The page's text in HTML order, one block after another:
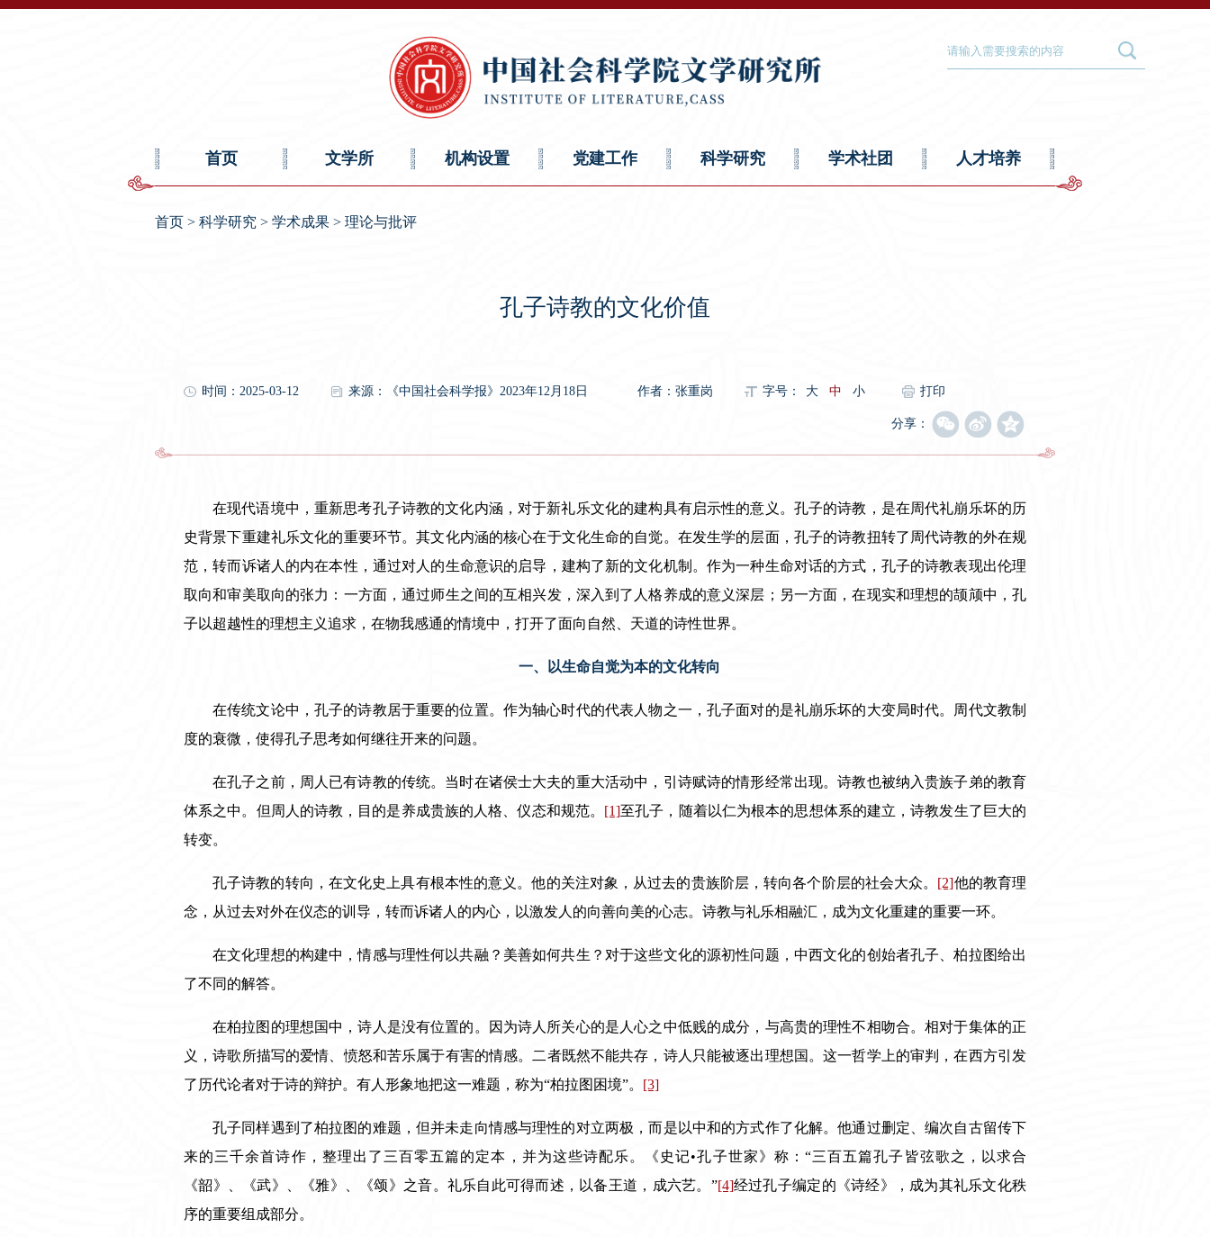
首页 文学所 机构设置 党建工作 科学研究 学术社团 人才培养
首页 > 科学研究 > 学术成果 > 理论与批评
孔子诗教的文化价值
时间：2025-03-12 来源：《中国社会科学报》2023年12月18日 作者：张重岗 字号： 大 中 小 打印
分享：
在现代语境中，重新思考孔子诗教的文化内涵，对于新礼乐文化的建构具有启示性的意义。孔子的诗教，是在周代礼崩乐坏的历
史背景下重建礼乐文化的重要环节。其文化内涵的核心在于文化生命的自觉。在发生学的层面，孔子的诗教扭转了周代诗教的外在规
范，转而诉诸人的内在本性，通过对人的生命意识的启导，建构了新的文化机制。作为一种生命对话的方式，孔子的诗教表现出伦理
取向和审美取向的张力：一方面，通过师生之间的互相兴发，深入到了人格养成的意义深层；另一方面，在现实和理想的颉颃中，孔
子以超越性的理想主义追求，在物我感通的情境中，打开了面向自然、天道的诗性世界。
一、以生命自觉为本的文化转向
在传统文论中，孔子的诗教居于重要的位置。作为轴心时代的代表人物之一，孔子面对的是礼崩乐坏的大变局时代。周代文教制
度的衰微，使得孔子思考如何继往开来的问题。
在孔子之前，周人已有诗教的传统。当时在诸侯士大夫的重大活动中，引诗赋诗的情形经常出现。诗教也被纳入贵族子弟的教育
体系之中。但周人的诗教，目的是养成贵族的人格、仪态和规范。 [1]至孔子，随着以仁为根本的思想体系的建立，诗教发生了巨大的
转变。
孔子诗教的转向，在文化史上具有根本性的意义。他的关注对象，从过去的贵族阶层，转向各个阶层的社会大众。 [2]他的教育理
念，从过去对外在仪态的训导，转而诉诸人的内心，以激发人的向善向美的心志。诗教与礼乐相融汇，成为文化重建的重要一环。
在文化理想的构建中，情感与理性何以共融？美善如何共生？对于这些文化的源初性问题，中西文化的创始者孔子、柏拉图给出
了不同的解答。
在柏拉图的理想国中，诗人是没有位置的。因为诗人所关心的是人心之中低贱的成分，与高贵的理性不相吻合。相对于集体的正
义，诗歌所描写的爱情、愤怒和苦乐属于有害的情感。二者既然不能共存，诗人只能被逐出理想国。这一哲学上的审判，在西方引发
了历代论者对于诗的辩护。有人形象地把这一难题，称为“柏拉图困境”。 [3]
孔子同样遇到了柏拉图的难题，但并未走向情感与理性的对立两极，而是以中和的方式作了化解。他通过删定、编次自古留传下
来的三千余首诗作，整理出了三百零五篇的定本，并为这些诗配乐。《史记•孔子世家》称： “三百五篇孔子皆弦歌之，以求合
《韶》、《武》、《雅》、《颂》之音。礼乐自此可得而述，以备王道，成六艺。 ”[4]经过孔子编定的《诗经》，成为其礼乐文化秩
序的重要组成部分。